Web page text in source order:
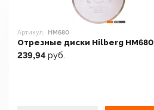
Артикул: HM680
Отрезные диски Hilberg HM680
239,94 руб.